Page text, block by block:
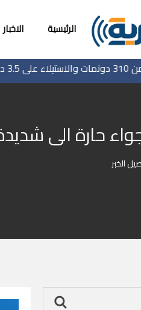
الرئيسية الاخبار
حارة الى شديدة
الخبر